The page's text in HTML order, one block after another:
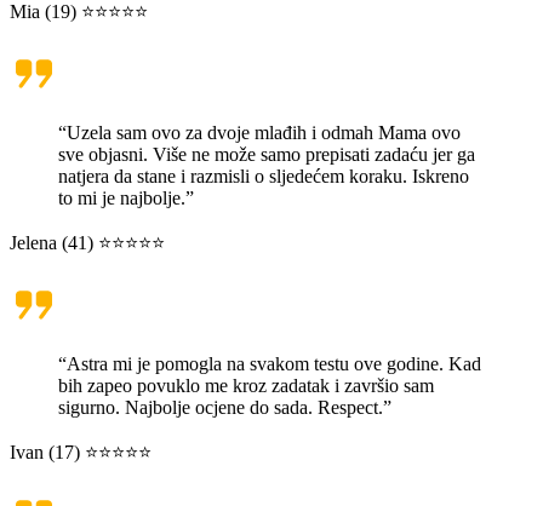
Mia (19) ⭐⭐⭐⭐⭐
“Uzela sam ovo za dvoje mlađih i odmah Mama ovo
sve objasni. Više ne može samo prepisati zadaću jer ga
natjera da stane i razmisli o sljedećem koraku. Iskreno
to mi je najbolje.”
Jelena (41) ⭐⭐⭐⭐⭐
“Astra mi je pomogla na svakom testu ove godine. Kad
bih zapeo povuklo me kroz zadatak i završio sam
sigurno. Najbolje ocjene do sada. Respect.”
Ivan (17) ⭐⭐⭐⭐⭐